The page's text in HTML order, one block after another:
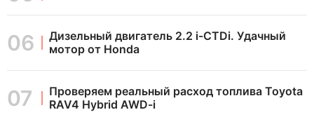
Дизельный двигатель 2.2 i-CTDi. Удачный
мотор от Honda
Проверяем реальный расход топлива Toyota
RAV4 Hybrid AWD-i